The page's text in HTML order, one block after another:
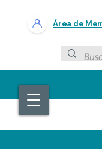
Área de